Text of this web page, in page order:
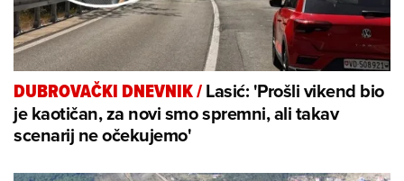
DUBROVAČKI DNEVNIK/Lasić: 'Prošli vikend bio
je kaotičan, za novi smo spremni, ali takav
scenarij ne očekujemo'